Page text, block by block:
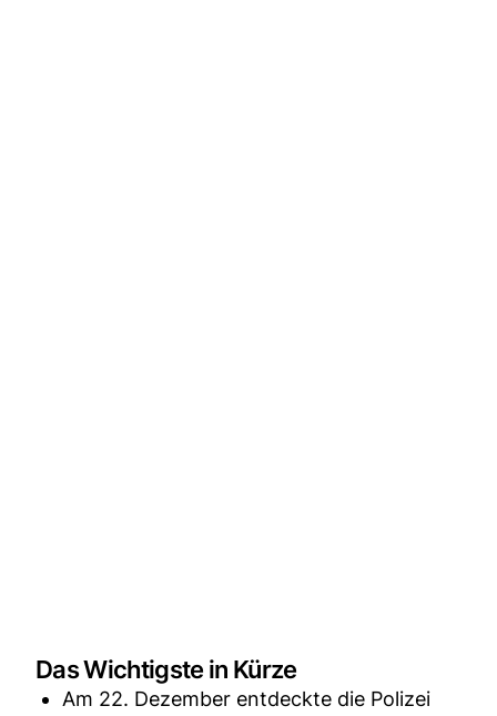
Das Wichtigste in Kürze
Am 22. Dezember entdeckte die Polizei